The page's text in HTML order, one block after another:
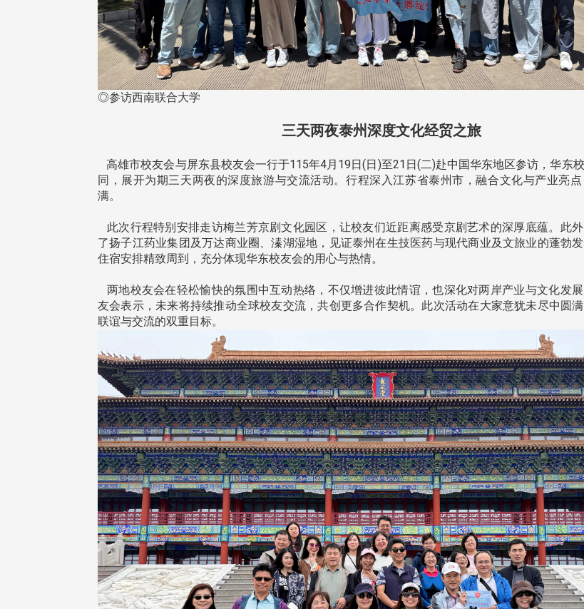
◎参访西南联合大学
三天两夜泰州深度文化经贸之旅
高雄市校友会与屏东县校友会一行于115年4月19日(日)至21日(二)赴中国华东地区参访，华东
同，展开为期三天两夜的深度旅游与交流活动。行程深入江苏省泰州市，融合文化与产业亮
满。
此次行程特别安排走访梅兰芳京剧文化园区，让校友们近距离感受京剧艺术的深厚底蕴。此
了扬子江药业集团及万达商业圈、溱湖湿地，见证泰州在生技医药与现代商业及文旅业的蓬勃
住宿安排精致周到，充分体现华东校友会的用心与热情。
两地校友会在轻松愉快的氛围中互动热络，不仅增进彼此情谊，也深化对两岸产业与文化发
友会表示，未来将持续推动全球校友交流，共创更多合作契机。此次活动在大家意犹未尽中圆
联谊与交流的双重目标。
人科技与前瞻应用论坛」，特
在连日大雨阴霾下，风保系友会
游，神奇迎来超幸运好天气。大 ...
香港校友会前会长叶雅琴学姐与
跨业合作协
捐款征信、其他消
配合「个人资料保护法」之施
并导入个资管理，对于校友之
资料应尽善良管理人之责任，
4 版 捐款征信、其他消
息
4 版 捐款征信、其他消
息
线上系统」
4 版 捐款